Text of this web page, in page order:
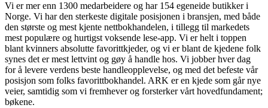
Vi er mer enn 1300 medarbeidere og har 154 egeneide butikker i
Norge. Vi har den sterkeste digitale posisjonen i bransjen, med både
den største og mest kjente nettbokhandelen, i tillegg til markedets
mest populære og hurtigst voksende lese-app. Vi er helt i toppen
blant kvinners absolutte favorittkjeder, og vi er blant de kjedene folk
synes det er mest lettvint og gøy å handle hos. Vi jobber hver dag
for å levere verdens beste handleopplevelse, og med det befeste vår
posisjon som folks favorittbokhandel. ARK er en kjede som går nye
veier, samtidig som vi fremhever og forsterker vårt hovedfundament;
bøkene.